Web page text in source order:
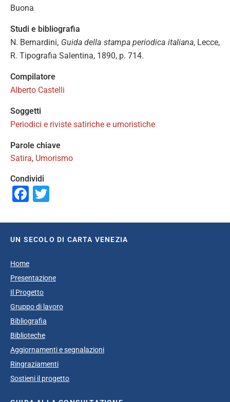
Buona
Studi e bibliografia
N. Bernardini, Guida della stampa periodica italiana, Lecce,
R. Tipografia Salentina, 1890, p. 714.
Compilatore
Alberto Castelli
Soggetti
Periodici e riviste satiriche e umoristiche
Parole chiave
Satira, Umorismo
Condividi
Facebook
UN SECOLO DI CARTA VENEZIA
Home
Presentazione
Il Progetto
Gruppo di lavoro
Bibliografia
Biblioteche
Aggiornamenti e segnalazioni
Ringraziamenti
Sostieni il progetto